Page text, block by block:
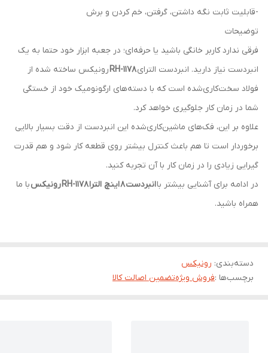
-قابلیت ثابت نگه داشتن، گرفتن، خم کردن و برش
توضیحات
فرقی ندارد کاربر خانگی باشید یا حرفه‌ای؛ در جعبه ابزار خود حتما به یک
انبردست نیاز دارید. انبردست الترایRH-1178رونیکس ساخته شده از
فولاد سخت‌کاری‌شده است که با دسته‌های ارگونومیک خود از خستگی
شما در زمان کار جلوگیری خواهد کرد.
علاوه بر این، فک‌های ماشین‌کاری‌شده این انبردست از دقت بسیار بالایی
برخوردار است تا هم باعث کنترل بیشتر روی قطعه کار شود و هم قدرت
گیرایی زیادی را در زمان کار با آن تجربه کنید.
در ادامه برای آشنایی بیشتر باانبردست8اینچ التراRH-1178رونیکسبا ما
همراه باشید.
دسته‌بندی: رونیکس
برچسب‌ها :فروش ویژهتضمین اصالت کالا